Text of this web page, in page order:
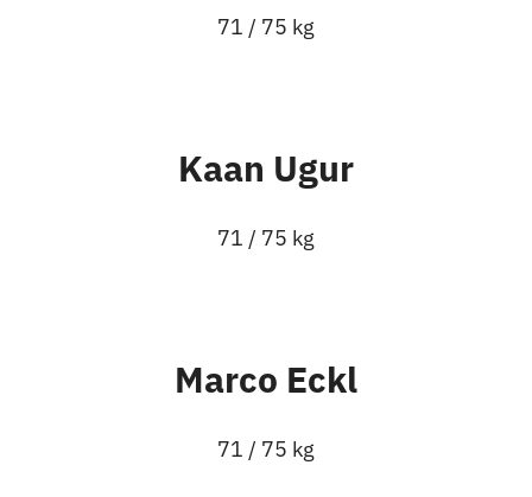
71 / 75 kg
Kaan Ugur
71 / 75 kg
Marco Eckl
71 / 75 kg